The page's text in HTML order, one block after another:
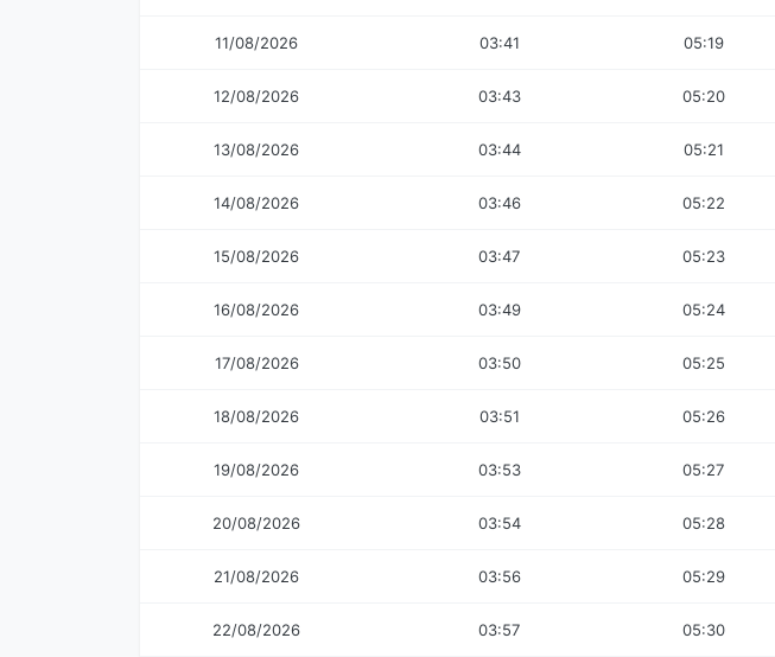
11/08/2026 03:41 05:19
12/08/2026 03:43 05:20
13/08/2026 03:44 05:21
14/08/2026 03:46 05:22
15/08/2026 03:47 05:23
16/08/2026 03:49 05:24
17/08/2026 03:50 05:25
18/08/2026 03:51 05:26
19/08/2026 03:53 05:27
20/08/2026 03:54 05:28
21/08/2026 03:56 05:29
22/08/2026 03:57 05:30